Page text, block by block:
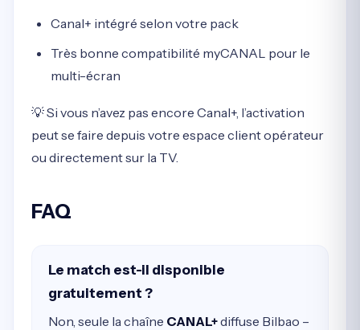
Canal+ intégré selon votre pack
Très bonne compatibilité myCANAL pour le
multi-écran
💡 Si vous n’avez pas encore Canal+, l’activation
peut se faire depuis votre espace client opérateur
ou directement sur la TV.
FAQ
Le match est-il disponible
gratuitement ?
Non, seule la chaîne CANAL+diffuse Bilbao –